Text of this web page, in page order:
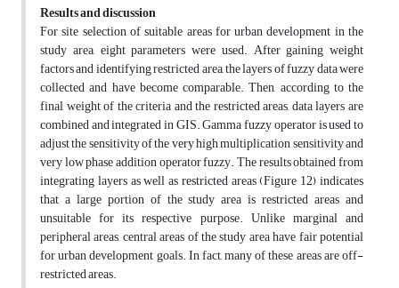
Results and discussion
For site selection of suitable areas for urban development in the
study area, eight parameters were used. After gaining weight
factors and identifying restricted area, the layers of fuzzy data were
collected and have become comparable. Then, according to the
final weight of the criteria and the restricted areas, data layers are
combined and integrated in GIS. Gamma fuzzy operator is used to
adjust the sensitivity of the very high multiplication sensitivity and
very low phase addition operator fuzzy. The results obtained from
integrating layers as well as restricted areas (Figure 12) indicates
that a large portion of the study area is restricted areas and
unsuitable for its respective purpose. Unlike marginal and
peripheral areas, central areas of the study area have fair potential
for urban development goals. In fact, many of these areas are off-
restricted areas.